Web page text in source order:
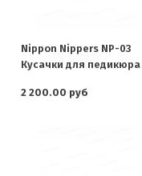
Nippon Nippers NP-03
Кусачки для педикюра
2 200.00 руб